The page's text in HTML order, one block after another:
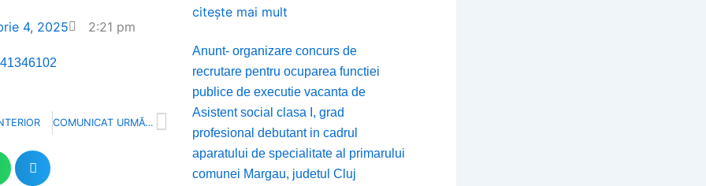
4, 2025 2:21 pm
COMUNICAT URMĂTOR Next
citește mai mult
Anunt- organizare concurs de
recrutare pentru ocuparea functiei
publice de executie vacanta de
Asistent social clasa I, grad
profesional debutant in cadrul
aparatului de specialitate al primarului
comunei Margau, judetul Cluj